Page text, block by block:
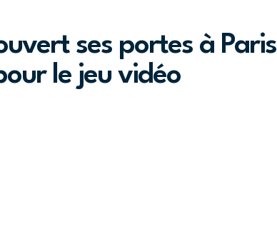
ses portes à Paris
le jeu vidéo